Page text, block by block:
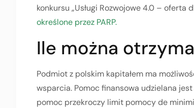
konkursu „Usługi Rozwojowe 4.0 – oferta
określone przez PARP.
Ile można
Podmiot z polskim kapitałem ma
wsparcia. Pomoc finansowa udzielana
pomoc przekroczy limit pomocy de